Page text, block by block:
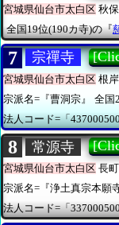
宮城県仙台市太白区 秋
全国19位(190カ寺)の『
7 宗禪寺
宮城県仙台市太白区 根
宗派名=『曹洞宗』
全国
法人コード=「
8 常源寺
宮城県仙台市太白区 長
宗派名=『浄土真宗本願
法人コード=「